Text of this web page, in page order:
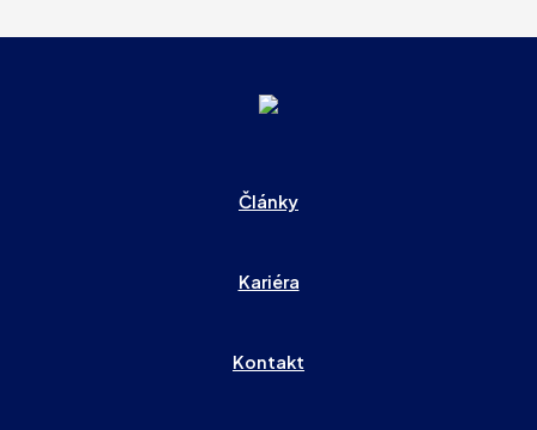
dlouholetou
Články
Kariéra
Kontakt